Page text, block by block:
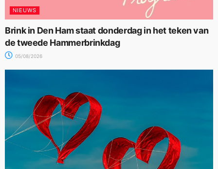
NIEUWS
Brink in Den Ham staat donderdag in het teken van
de tweede Hammerbrinkdag
05/08/2026